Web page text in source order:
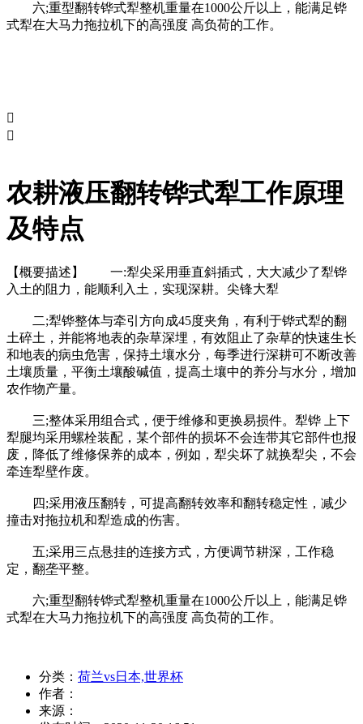
六;重型翻转铧式犁整机重量在1000公斤以上，能满足铧
式犁在大马力拖拉机下的高强度 高负荷的工作。


农耕液压翻转铧式犁工作原理
及特点
【概要描述】
一:犁尖采用垂直斜插式，大大减少了犁铧
入土的阻力，能顺利入土，实现深耕。尖锋大犁
二;犁铧整体与牵引方向成45度夹角，有利于铧式犁的翻
土碎土，并能将地表的杂草深埋，有效阻止了杂草的快速生长
和地表的病虫危害，保持土壤水分，每季进行深耕可不断改善
土壤质量，平衡土壤酸碱值，提高土壤中的养分与水分，增加
农作物产量。
三;整体采用组合式，便于维修和更换易损件。犁铧 上下
犁腿均采用螺栓装配，某个部件的损坏不会连带其它部件也报
废，降低了维修保养的成本，例如，犁尖坏了就换犁尖，不会
牵连犁壁作废。
四;采用液压翻转，可提高翻转效率和翻转稳定性，减少
撞击对拖拉机和犁造成的伤害。
五;采用三点悬挂的连接方式，方便调节耕深，工作稳
定，翻垄平整。
六;重型翻转铧式犁整机重量在1000公斤以上，能满足铧
式犁在大马力拖拉机下的高强度 高负荷的工作。
分类： 荷兰vs日本,世界杯
作者：
来源：